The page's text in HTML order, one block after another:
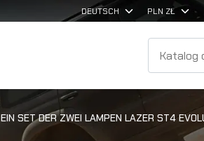
EIN SET DER ZWEI LAMPEN LAZER ST4